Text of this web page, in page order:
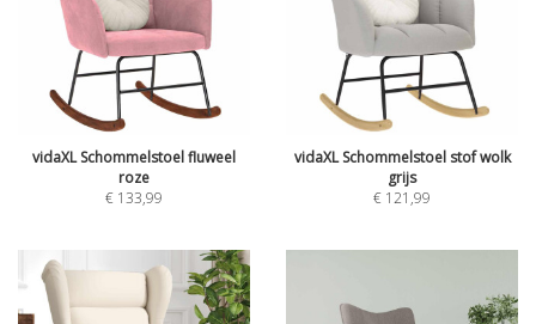
vidaXL Schommelstoel fluweel
roze
€ 133,99
vidaXL Schommelstoel stof wolk
grijs
€ 121,99